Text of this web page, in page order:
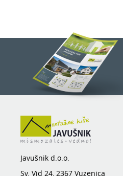
Javušnik d.o.o.
Sv. Vid 24, 2367 Vuzenica